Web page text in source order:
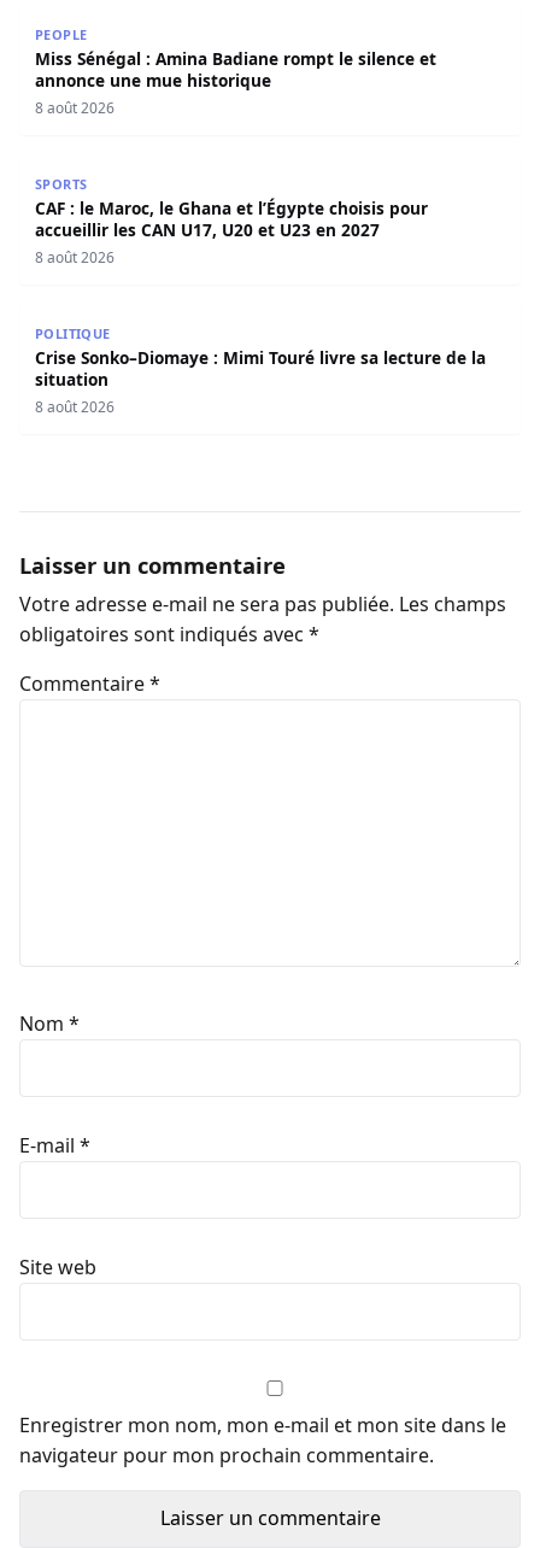
PEOPLE
Miss Sénégal : Amina Badiane rompt le silence et
annonce une mue historique
8 août 2026
SPORTS
CAF : le Maroc, le Ghana et l’Égypte choisis pour
accueillir les CAN U17, U20 et U23 en 2027
8 août 2026
POLITIQUE
Crise Sonko–Diomaye : Mimi Touré livre sa lecture de la
situation
8 août 2026
Laisser un commentaire
Votre adresse e-mail ne sera pas publiée. Les champs
obligatoires sont indiqués avec *
Commentaire*
Nom *
E-mail *
Site web
Enregistrer mon nom, mon e-mail et mon site dans le
navigateur pour mon prochain commentaire.